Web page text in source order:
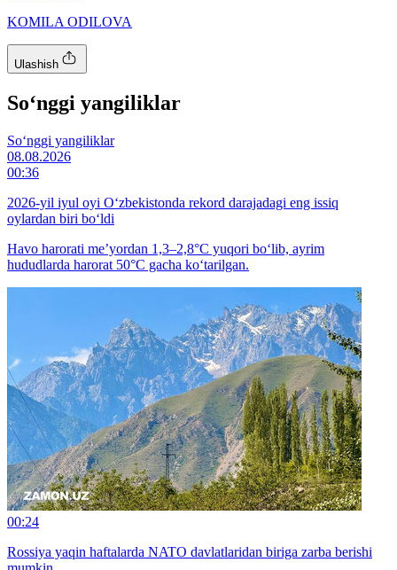
KOMILA ODILOVA
Ulashish
So‘nggi yangiliklar
So‘nggi yangiliklar
08.08.2026
00:36
2026-yil iyul oyi O‘zbekistonda rekord darajadagi eng issiq
oylardan biri bo‘ldi
Havo harorati me’yordan 1,3–2,8°C yuqori bo‘lib, ayrim
hududlarda harorat 50°C gacha ko‘tarilgan.
00:24
Rossiya yaqin haftalarda NATO davlatlaridan biriga zarba berishi